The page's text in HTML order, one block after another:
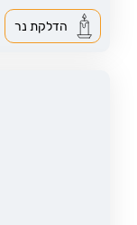
הדלקת נר